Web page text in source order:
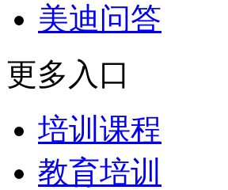
美迪问答
更多入口
培训课程
教育培训